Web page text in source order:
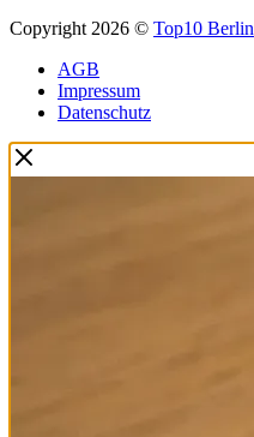
Copyright 2026 © Top10 Berlin
AGB
Impressum
Datenschutz